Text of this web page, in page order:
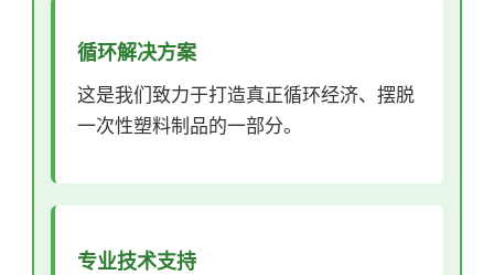
循环解决方案
这是我们致力于打造真正循环经济、摆脱
一次性塑料制品的一部分。
专业技术支持